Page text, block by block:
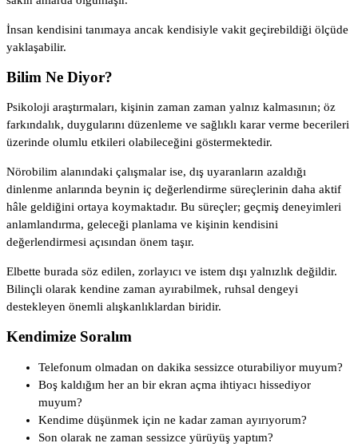
İnsan kendisini tanımaya ancak kendisiyle vakit geçirebildiği ölçüde
yaklaşabilir.
Bilim Ne Diyor?
Psikoloji araştırmaları, kişinin zaman zaman yalnız kalmasının; öz
farkındalık, duygularını düzenleme ve sağlıklı karar verme becerileri
üzerinde olumlu etkileri olabileceğini göstermektedir.
Nörobilim alanındaki çalışmalar ise, dış uyaranların azaldığı
dinlenme anlarında beynin iç değerlendirme süreçlerinin daha aktif
hâle geldiğini ortaya koymaktadır. Bu süreçler; geçmiş deneyimleri
anlamlandırma, geleceği planlama ve kişinin kendisini
değerlendirmesi açısından önem taşır.
Elbette burada söz edilen, zorlayıcı ve istem dışı yalnızlık değildir.
Bilinçli olarak kendine zaman ayırabilmek, ruhsal dengeyi
destekleyen önemli alışkanlıklardan biridir.
Kendimize Soralım
Telefonum olmadan on dakika sessizce oturabiliyor muyum?
Boş kaldığım her an bir ekran açma ihtiyacı hissediyor
muyum?
Kendime düşünmek için ne kadar zaman ayırıyorum?
Son olarak ne zaman sessizce yürüyüş yaptım?